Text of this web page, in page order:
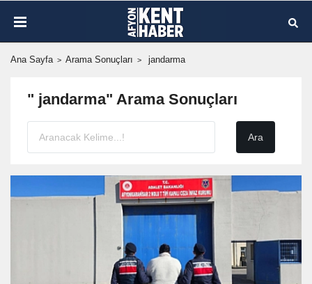
Ana Sayfa Arama Sonuçları jandarma
" jandarma" Arama Sonuçları